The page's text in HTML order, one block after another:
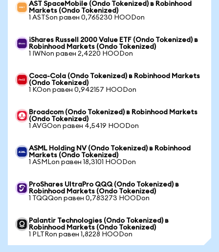
AST SpaceMobile (Ondo Tokenized) в Robinhood
Markets (Ondo Tokenized)
1 ASTSon равен 0,765230 HOODon
iShares Russell 2000 Value ETF (Ondo Tokenized) в
Robinhood Markets (Ondo Tokenized)
1 IWNon равен 2,4220 HOODon
Coca-Cola (Ondo Tokenized) в Robinhood Markets
(Ondo Tokenized)
1 KOon равен 0,942157 HOODon
Broadcom (Ondo Tokenized) в Robinhood Markets
(Ondo Tokenized)
1 AVGOon равен 4,5419 HOODon
ASML Holding NV (Ondo Tokenized) в Robinhood
Markets (Ondo Tokenized)
1 ASMLon равен 18,3101 HOODon
ProShares UltraPro QQQ (Ondo Tokenized) в
Robinhood Markets (Ondo Tokenized)
1 TQQQon равен 0,783273 HOODon
Palantir Technologies (Ondo Tokenized) в
Robinhood Markets (Ondo Tokenized)
1 PLTRon равен 1,8228 HOODon